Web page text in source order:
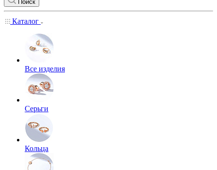
Поиск
Каталог
Все изделия
Серьги
Кольца